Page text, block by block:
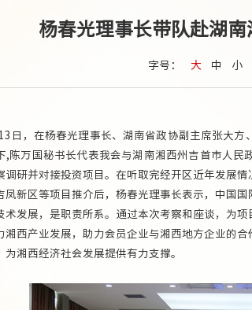
杨春光理事长带队赴湖
字号： 大 中 小
，在杨春光理事长、湖南省政协副主席张大方
,陈万国秘书长代表我会与湖南湘西州吉首市人
调研并对接投资项目。在听取完经开区近年发展
凤新区等项目推介后，杨春光理事长表示，中国
术发展，是职责所系。通过本次考察和座谈，为
湘西产业发展，助力会员企业与湘西地方企业的
为湘西经济社会发展提供有力支撑。